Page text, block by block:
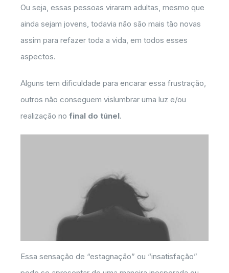
Ou seja, essas pessoas viraram adultas, mesmo que
ainda sejam jovens, todavia não são mais tão novas
assim para refazer toda a vida, em todos esses
aspectos.
Alguns tem dificuldade para encarar essa frustração,
outros não conseguem vislumbrar uma luz e/ou
realização no final do túnel.
Essa sensação de “estagnação” ou “insatisfação”